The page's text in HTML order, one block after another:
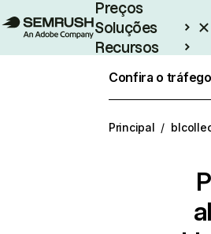
Preços
Soluções
Recursos
Confira o
Principal /